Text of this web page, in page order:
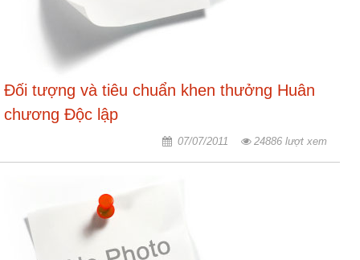
Đối tượng và tiêu chuẩn khen thưởng Huân
chương Độc lập
07/07/2011 24886 lượt xem